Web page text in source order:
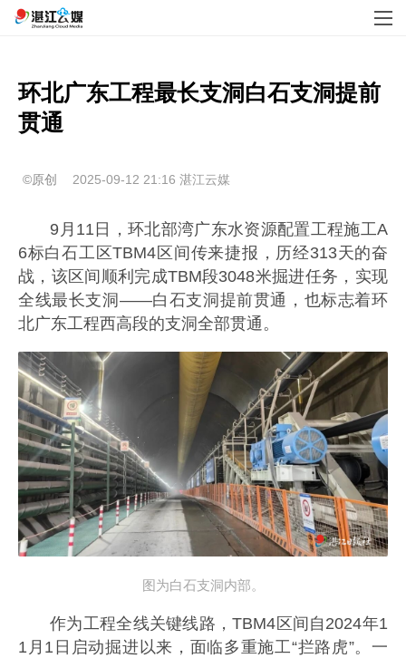
环北广东工程最长支洞白石支洞提前
贯通
©原创 2025-09-12 21:16 湛江云媒
9月11日，环北部湾广东水资源配置工程施工A
6标白石工区TBM4区间传来捷报，历经313天的奋
战，该区间顺利完成TBM段3048米掘进任务，实现
全线最长支洞——白石支洞提前贯通，也标志着环
北广东工程西高段的支洞全部贯通。
图为白石支洞内部。
作为工程全线关键线路，TBM4区间自2024年1
1月1日启动掘进以来，面临多重施工“拦路虎”。一